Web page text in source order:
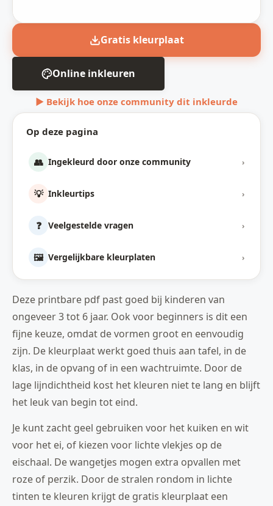
Op deze pagina
👥 Ingekleurd door onze community ›
💡 Inkleurtips ›
❓ Veelgestelde vragen ›
🖼️ Vergelijkbare kleurplaten ›
Gratis kleurplaat
Online inkleuren
▶ Bekijk hoe onze community dit inkleurde
Deze printbare pdf past goed bij kinderen van
ongeveer 3 tot 6 jaar. Ook voor beginners is dit een
fijne keuze, omdat de vormen groot en eenvoudig
zijn. De kleurplaat werkt goed thuis aan tafel, in de
klas, in de opvang of in een wachtruimte. Door de
lage lijndichtheid kost het kleuren niet te lang en blijft
het leuk van begin tot eind.
Je kunt zacht geel gebruiken voor het kuiken en wit
voor het ei, of kiezen voor lichte vlekjes op de
eischaal. De wangetjes mogen extra opvallen met
roze of perzik. Door de stralen rondom in lichte
tinten te kleuren krijgt de gratis kleurplaat een